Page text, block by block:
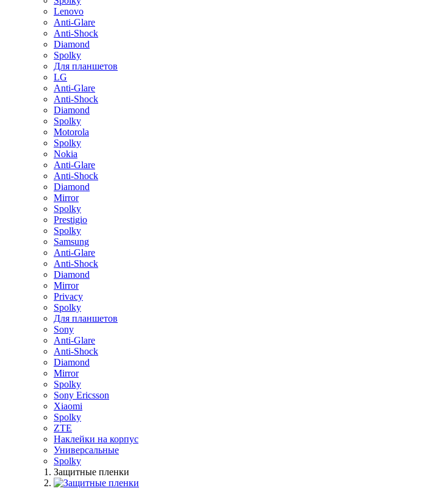
Lenovo
Anti-Glare
Anti-Shock
Diamond
Spolky
Для планшетов
LG
Anti-Glare
Anti-Shock
Diamond
Spolky
Motorola
Spolky
Nokia
Anti-Glare
Anti-Shock
Diamond
Mirror
Spolky
Prestigio
Spolky
Samsung
Anti-Glare
Anti-Shock
Diamond
Mirror
Privacy
Spolky
Для планшетов
Sony
Anti-Glare
Anti-Shock
Diamond
Mirror
Spolky
Sony Ericsson
Xiaomi
Spolky
ZTE
Наклейки на корпус
Универсальные
Spolky
Защитные пленки